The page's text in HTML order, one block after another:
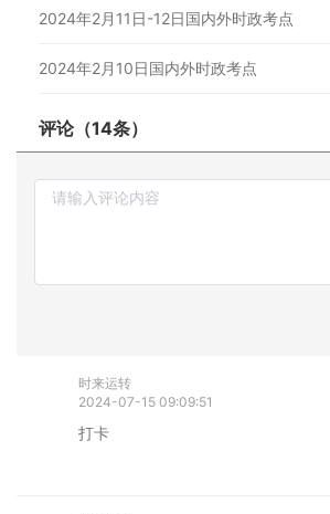
2024年2月11日-12日国内外时政考点
2024年2月10日国内外时政考点
评论（14条）
时来运转
2024-07-15 09:09:51
打卡